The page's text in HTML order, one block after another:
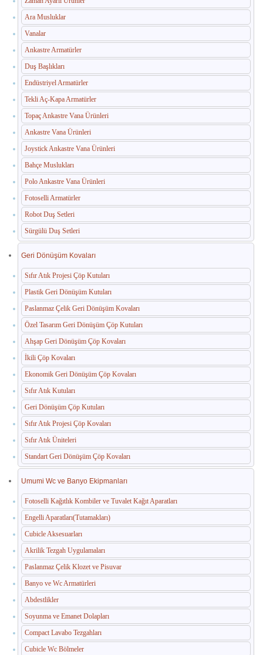
Dış Mekan Çöp Kovaları
Küllükler ve Sigara Atık Üniteleri
El Kurutma Makineleri
🔐 En Güvenilir Adres
Fotoselli Kağıt Havluluklar
Sabunluklar
Otel Ekipmanları
Umumi Wc ve Banyo Ekipmanları
Havuz Duş Kulesi & Sahil Duş Kulesi
Açık Alan Su Çeşmesi(Sebil)
Medikal Ekipmanlar
Paslanmaz Havuz Ekipmanları
🛒 TEKLIF SEPETIM
İLETIŞIM
Ara Musluklar
Vanalar
Ankastre Armatürler
Duş Başlıkları
Endüstriyel Armatürler
Tekli Aç-Kapa Armatürler
Topaç Ankastre Vana Ürünleri
Ankastre Vana Ürünleri
Joystick Ankastre Vana Ürünleri
Bahçe Muslukları
Polo Ankastre Vana Ürünleri
Fotoselli Armatürler
Robot Duş Setleri
Sürgülü Duş Setleri
Geri Dönüşüm Kovaları
Sıfır Atık Projesi Çöp Kutuları
Plastik Geri Dönüşüm Kutuları
Paslanmaz Çelik Geri Dönüşüm Kovaları
Özel Tasarım Geri Dönüşüm Çöp Kutuları
Ahşap Geri Dönüşüm Çöp Kovaları
İkili Çöp Kovaları
Ekonomik Geri Dönüşüm Çöp Kovaları
Sıfır Atık Kutuları
Geri Dönüşüm Çöp Kutuları
Sıfır Atık Projesi Çöp Kovaları
Sıfır Atık Üniteleri
Standart Geri Dönüşüm Çöp Kovaları
Umumi Wc ve Banyo Ekipmanları
Fotoselli Kağıtlık Kombiler ve Tuvalet Kağıt Aparatları
Engelli Aparatları(Tutamakları)
Cubicle Aksesuarları
Akrilik Tezgah Uygulamaları
Paslanmaz Çelik Klozet ve Pisuvar
Banyo ve Wc Armatürleri
Abdestlikler
Soyunma ve Emanet Dolapları
Compact Lavabo Tezgahları
Cubicle Wc Bölmeler